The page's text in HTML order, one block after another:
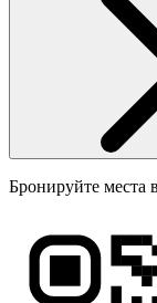
Бронируйте места